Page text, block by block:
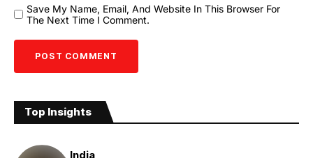
Save My Name, Email, And Website In This Browser For
The Next Time I Comment.
Top Insights
India